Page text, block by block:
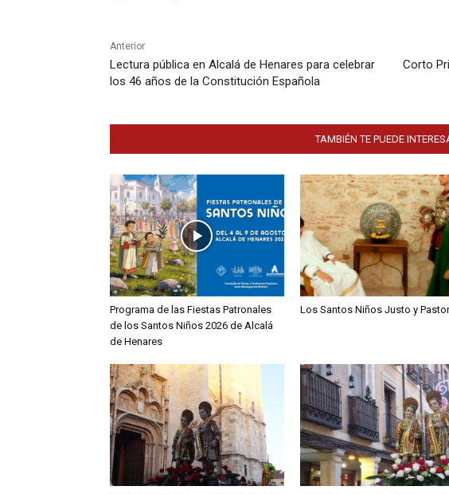
Anterior
Lectura pública en Alcalá de Henares para celebrar
los 46 años de la Constitución Española
Corto
TAMBIÉN TE PUEDE
Programa de las Fiestas Patronales
de los Santos Niños 2026 de Alcalá
de Henares
Los Santos Niños Justo y Pastor